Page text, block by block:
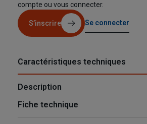
compte ou vous connecter.
S’inscrire Se connecter
Caractéristiques techniques
Description
Fiche technique